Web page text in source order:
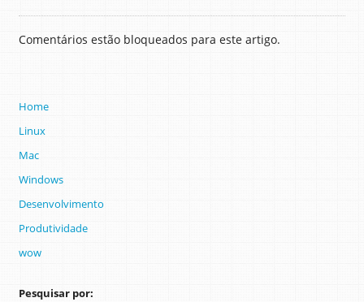
Comentários estão bloqueados para este artigo.
Home
Linux
Mac
Windows
Desenvolvimento
Produtividade
wow
Pesquisar por: